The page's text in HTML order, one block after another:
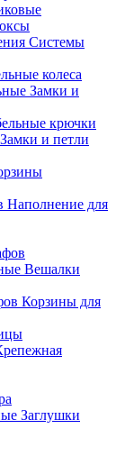
Системы
колеса
Замки и
крючки
Замки и петли
Наполнение для
Вешалки
Корзины для
Заглушки